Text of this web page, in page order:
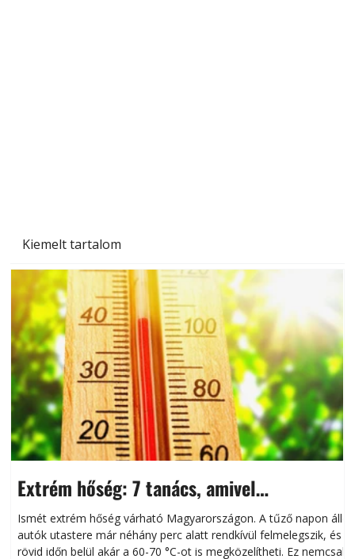
Kiemelt tartalom
Extrém hőség: 7 tanács, amivel
megóvhatjuk autónkat a nyári károktól
Ismét extrém hőség várható Magyarországon. A tűző napon álló
autók utastere már néhány perc alatt rendkívül felmelegszik, és
rövid időn belül akár a 60-70 °C-ot is megközelítheti. Ez nemcsak